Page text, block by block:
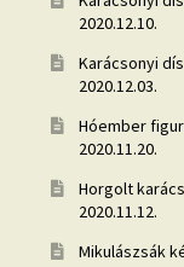
2020.12.10.
Karácsonyi
2020.12.03.
Hóember
2020.11.20.
Horgolt
2020.11.12.
Mikulászsák